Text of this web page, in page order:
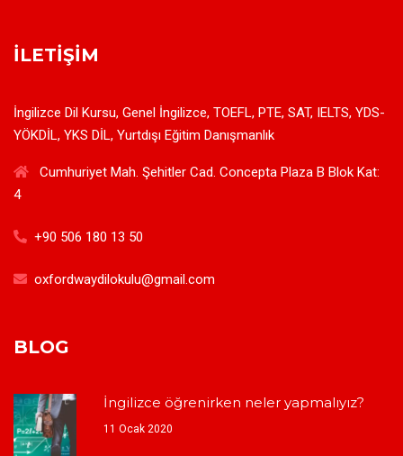
İLETIŞIM
İngilizce Dil Kursu, Genel İngilizce, TOEFL, PTE, SAT, IELTS, YDS-
YÖKDİL, YKS DİL, Yurtdışı Eğitim Danışmanlık
Cumhuriyet Mah. Şehitler Cad. Concepta Plaza B Blok Kat:
4
+90 506 180 13 50
oxfordwaydilokulu@gmail.com
BLOG
İngilizce öğrenirken neler yapmalıyız?
11 Ocak 2020